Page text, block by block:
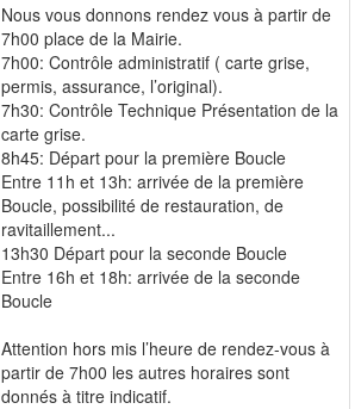
Nous vous donnons rendez vous à partir de
7h00 place de la Mairie.
7h00: Contrôle administratif ( carte grise,
permis, assurance, l’original).
7h30: Contrôle Technique Présentation de la
carte grise.
8h45: Départ pour la première Boucle
Entre 11h et 13h: arrivée de la première
Boucle, possibilité de restauration, de
ravitaillement...
13h30 Départ pour la seconde Boucle
Entre 16h et 18h: arrivée de la seconde
Boucle
Attention hors mis l’heure de rendez-vous à
partir de 7h00 les autres horaires sont
donnés à titre indicatif.